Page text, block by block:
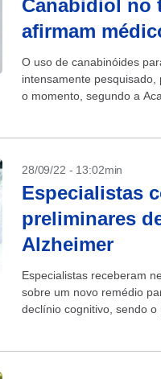
Canabidiol no
afirmam
O uso de canabinóides
intensamente
o momento, segundo a
28/09/22 - 13:02min
Especialistas
preliminares
Alzheimer
Especialistas receberam
sobre um novo remédio
declínio cognitivo, sendo